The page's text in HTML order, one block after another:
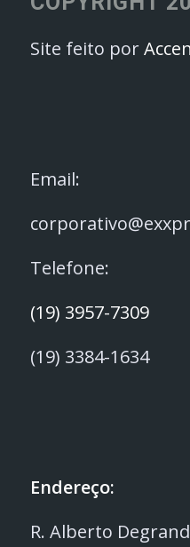
Site feito por
Email:
Telefone:
(19) 3957-7309
(19) 3384-1634
Endereço:
R. Alberto